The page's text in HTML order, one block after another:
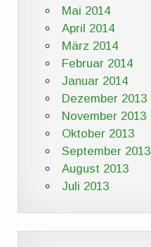
Mai 2014
April 2014
März 2014
Februar 2014
Januar 2014
Dezember 2013
November 2013
Oktober 2013
September 2013
August 2013
Juli 2013